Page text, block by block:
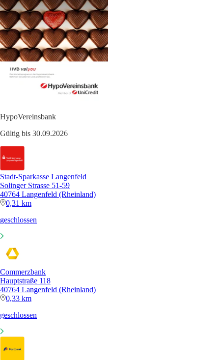
HypoVereinsbank
Gültig bis 30.09.2026
Stadt-Sparkasse Langenfeld
Solinger Strasse 51-59
40764 Langenfeld (Rheinland)
0,31 km
geschlossen
Commerzbank
Hauptstraße 118
40764 Langenfeld (Rheinland)
0,33 km
geschlossen